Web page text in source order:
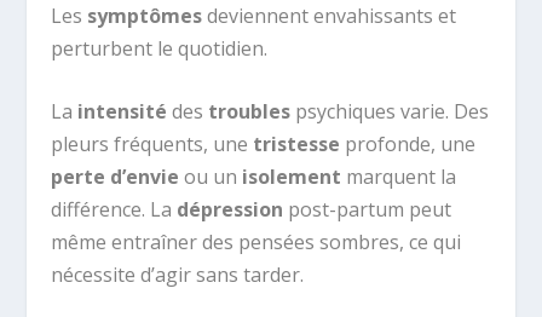
Les symptômesdeviennent envahissants et
perturbent le quotidien.
La intensité des troubles psychiques varie. Des
pleurs fréquents, une tristesse profonde, une
perte d’envie ou un isolement marquent la
différence. La dépression post-partum peut
même entraîner des pensées sombres, ce qui
nécessite d’agir sans tarder.